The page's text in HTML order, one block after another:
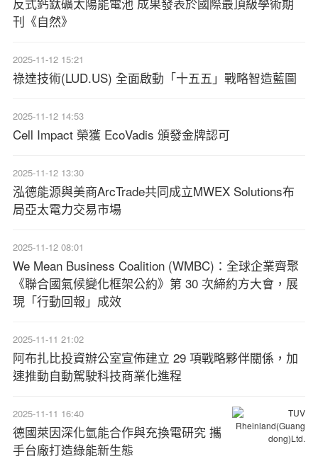
刊《自然》
2025-11-12 15:21
祿達技術(LUD.US) 全面啟動「十五五」戰略智造藍圖
2025-11-12 14:53
Cell Impact 榮獲 EcoVadis 頒發金牌認可
2025-11-12 13:30
泓德能源與美商ArcTrade共同成立MWEX Solutions布
局亞太電力交易市場
2025-11-12 08:01
We Mean Business Coalition (WMBC)：全球企業齊聚
《聯合國氣候變化框架公約》第 30 次締約方大會，展
現「行動回報」成效
2025-11-11 21:02
阿布扎比投資辦公室宣佈建立 29 項戰略夥伴關係，加
速推動自動駕駛科技商業化進程
2025-11-11 16:40
德國萊因深化氫能合作與充換電研究 攜
手台廠打造綠能新生態